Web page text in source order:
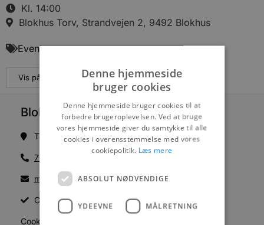
Kl. 14:00
Blokhus Torv, Strandvejen 2, 9492 Blokhus
Events
Vis på maps
Blokhus Medier
Torvet 7B, 1. sal, 9492 Blokhus
70200123
mail@blokhus.dk
CVR: 26486378
Cookiepolitik
Denne hjemmeside
bruger cookies
Denne hjemmeside bruger cookies til at
forbedre brugeroplevelsen. Ved at bruge
vores hjemmeside giver du samtykke til alle
cookies i overensstemmelse med vores
cookiepolitik. Læs mere
ABSOLUT NØDVENDIGE
YDEEVNE MÅLRETNING